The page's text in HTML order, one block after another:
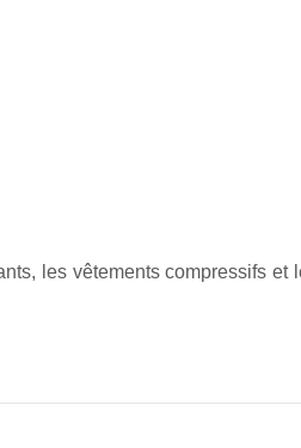
les vêtements compressifs et